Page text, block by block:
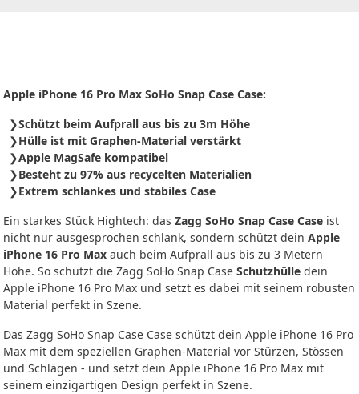
Apple iPhone 16 Pro Max SoHo Snap Case Case:
Schützt beim Aufprall aus bis zu 3m Höhe
Hülle ist mit Graphen-Material verstärkt
Apple MagSafe kompatibel
Besteht zu 97% aus recycelten Materialien
Extrem schlankes und stabiles Case
Ein starkes Stück Hightech: das Zagg SoHo Snap Case Case ist
nicht nur ausgesprochen schlank, sondern schützt dein Apple
iPhone 16 Pro Max auch beim Aufprall aus bis zu 3 Metern
Höhe. So schützt die Zagg SoHo Snap Case Schutzhülle dein
Apple iPhone 16 Pro Max und setzt es dabei mit seinem robusten
Material perfekt in Szene.
Das Zagg SoHo Snap Case Case schützt dein Apple iPhone 16 Pro
Max mit dem speziellen Graphen-Material vor Stürzen, Stössen
und Schlägen - und setzt dein Apple iPhone 16 Pro Max mit
seinem einzigartigen Design perfekt in Szene.